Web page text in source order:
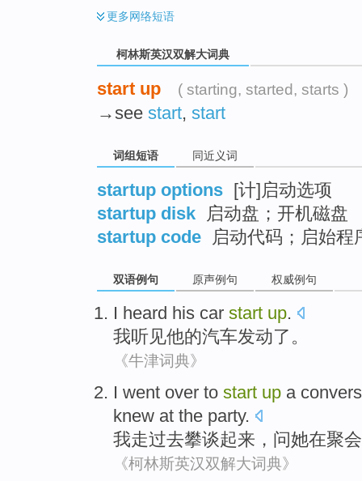
更多网络短语
柯林斯英汉双解大词典
start up ( starting, started, starts )
→see start, start
词组短语 同近义词
startup options [计]启动选项
startup disk
启动盘；开机磁盘
startup code
启动代码；启始程
双语例句 原声例句 权威例句
I heard his car start up.
我听见他的汽车发动了。
《牛津词典》
I went over to start up a
knew at the party.
我走过去攀谈起来， 问她在聚会
《柯林斯英汉双解大词典》